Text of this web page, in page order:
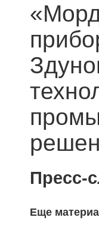
Пресс-
Еще